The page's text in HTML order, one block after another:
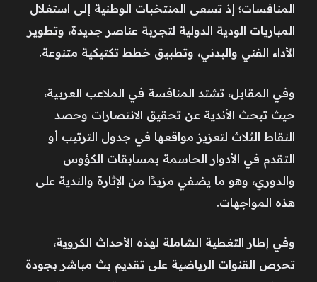
المنافسات؛ إذ تسعى المنتخبات الوطنية إلى استغلال
المباريات الودية الدولية لتجربة عناصر جديدة، وتطوير
الأداء الفني والبدني، وتطبيق خطط تكتيكية متنوعة.
وفي المقابل، تشتد المنافسة في الملاعب العربية،
حيث تبحث الأندية عن تحقيق الانتصارات وحصد
النقاط الثلاث لتعزيز مواقعها في جدول الترتيب أو
التقدم في الأدوار الحاسمة بمسابقات الكؤوس
والدوري، وهو ما يضفي مزيدًا من الإثارة والندية على
هذه المواجهات.
وفي إطار التغطية الشاملة لهذه الأحداث الكروية،
تحرص القنوات الرياضية على تقديم بث مباشر بجودة